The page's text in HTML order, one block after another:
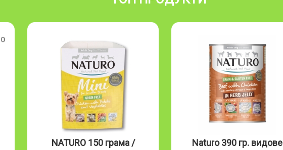
NATURO 150 грама /
Naturo 390 гр. видове